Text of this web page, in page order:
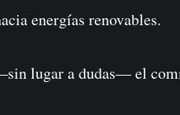
energías renovables.
lugar a dudas— el